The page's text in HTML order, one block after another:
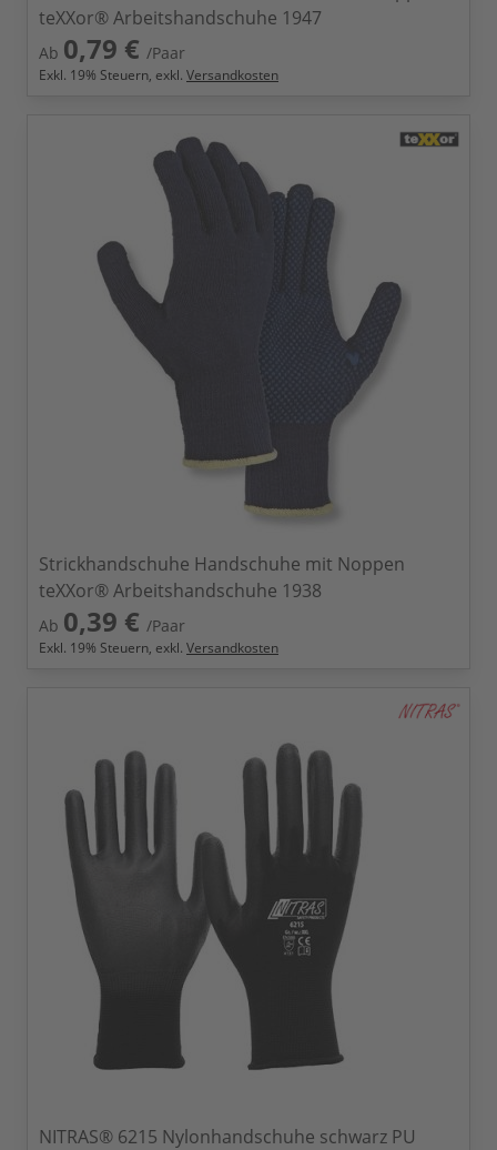
teXXor® Arbeitshandschuhe 1947
Ab 0,79 € /Paar
Exkl. 19% Steuern, exkl. Versandkosten
Strickhandschuhe Handschuhe mit Noppen
teXXor® Arbeitshandschuhe 1938
Ab 0,39 € /Paar
Exkl. 19% Steuern, exkl. Versandkosten
NITRAS® 6215 Nylonhandschuhe schwarz PU